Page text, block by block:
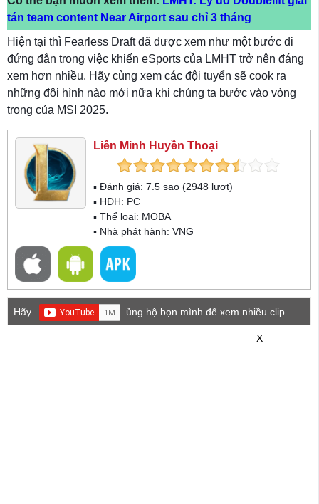
tán team content Near Airport sau chỉ 3 tháng
Hiện tại thì Fearless Draft đã được xem như một bước đi
đứng đắn trong việc khiến eSports của LMHT trở nên đáng
xem hơn nhiều. Hãy cùng xem các đội tuyển sẽ cook ra
những đội hình nào mới nữa khi chúng ta bước vào vòng
trong của MSI 2025.
Liên Minh Huyền Thoại
▪ Đánh giá: 7.5 sao (2948 lượt)
▪ HĐH: PC
▪ Thể loại: MOBA
▪ Nhà phát hành: VNG
Hãy
ủng hộ bọn mình để xem nhiều clip
X